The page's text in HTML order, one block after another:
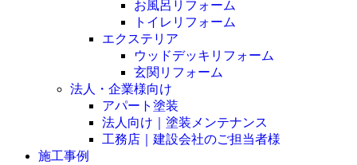
お風呂リフォーム
トイレリフォーム
エクステリア
ウッドデッキリフォーム
玄関リフォーム
法人・企業様向け
アパート塗装
法人向け｜塗装メンテナンス
工務店｜建設会社のご担当者様
施工事例